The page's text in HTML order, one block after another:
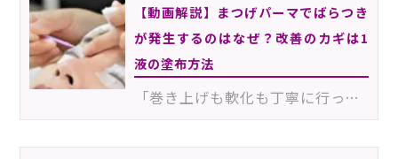
【動画解説】まつげパーマでばらつき
が発生するのはなぜ？改善のカギは1
液の塗布方法
「巻き上げも軟化も丁寧に行っているのに、まつげパーマのカールにばらつきがでる…」こんなお悩みを抱えて…